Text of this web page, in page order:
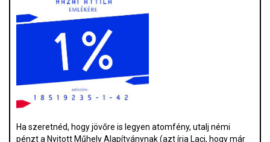
Ha szeretnéd, hogy jövőre is legyen atomfény, utalj némi
pénzt a Nyitott Műhely Alapítványnak (azt írja Laci, hogy már